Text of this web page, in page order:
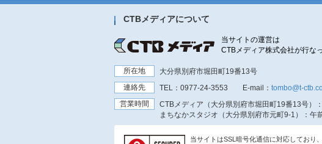
CTBメディアについて
当サイトの運営は
CTBメディア株式会社が行な
所在地
大分県別府市堀田町19番13号
連絡先
TEL： 0977-24-3553 E-mail： tombo@t-
営業時間
CTBメディア（大分県別府市堀田町19番13号）
まちなかスタジオ（大分県別府市元町9-1）
：午
当サイトはSSL暗号化通信に対応しており